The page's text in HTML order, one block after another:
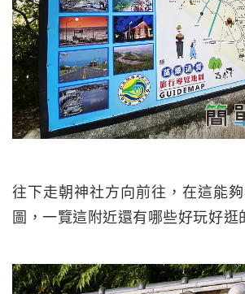
往下走朝神社方向前往，在這能
圖，一覽這附近還有哪些好玩好逛